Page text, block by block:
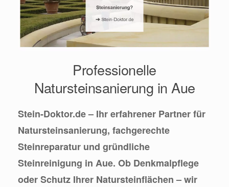
Professionelle
Natursteinsanierung in Aue
Stein-Doktor.de – Ihr erfahrener Partner für
Natursteinsanierung, fachgerechte
Steinreparatur und gründliche
Steinreinigung in Aue. Ob Denkmalpflege
oder Schutz Ihrer Natursteinflächen – wir